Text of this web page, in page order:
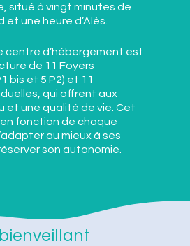
situé à vingt minutes de
et une heure d’Alès.
centre d’hébergement est
de 11 Foyers
bis et 5 P2) et 11
qui offrent aux
et une qualité de vie. Cet
fonction de chaque
au mieux à ses
son autonomie.